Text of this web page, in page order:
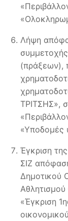
Λήψη
(πράξεων),
ΤΡΙΤΣΗΣ»,
«Υποδομές
Έγκριση
ΣΙΖ
Δημοτικού
«Έγκριση